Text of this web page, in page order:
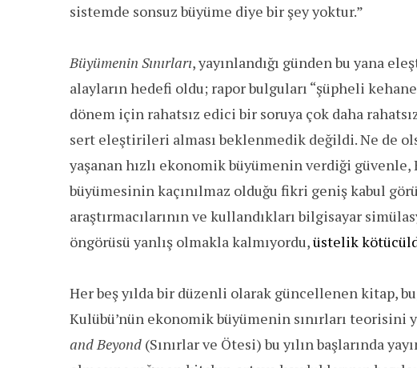
sistemde sonsuz büyüme diye bir şey yoktur.”
Büyümenin Sınırları, yayınlandığı günden bu yana
alayların hedefi oldu; rapor bulguları “şüpheli
dönem için rahatsız edici bir soruya çok daha
sert eleştirileri alması beklenmedik değildi. Ne de
yaşanan hızlı ekonomik büyümenin verdiği güvenle,
büyümesinin kaçınılmaz olduğu fikri geniş kabul
araştırmacılarının ve kullandıkları bilgisayar
öngörüsü yanlış olmakla kalmıyordu,üstelik
Her beş yılda bir düzenli olarak güncellenen kitap,
Kulübü’nün ekonomik büyümenin sınırları
and Beyond (Sınırlar ve Ötesi) bu yılın başlarında